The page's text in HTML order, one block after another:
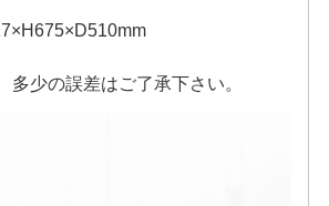
少の誤差はご了承下さい。